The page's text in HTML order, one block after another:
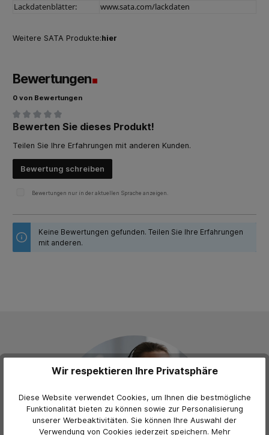
Lackdatenblätter:
www.sata.com/lackdaten
Weitere SATA Produkte:hier
Bewertungen
0 von Bewertungen
Durchschnittliche Bewertung von 0 von 5 Sternen
Bewerten Sie dieses Produkt!
Teilen Sie Ihre Erfahrungen mit anderen Kunden.
Bewertung schreiben
Bewertungen nur in der aktuellen Sprache anzeigen.
Keine Bewertungen gefunden. Teilen Sie Ihre Erfahrungen
mit anderen.
Wir respektieren Ihre Privatsphäre
Diese Website verwendet Cookies, um Ihnen die bestmögliche
Funktionalität bieten zu können sowie zur Personalisierung
unserer Werbeaktivitäten. Sie können Ihre Auswahl der
Verwendung von Cookies jederzeit speichern. Mehr